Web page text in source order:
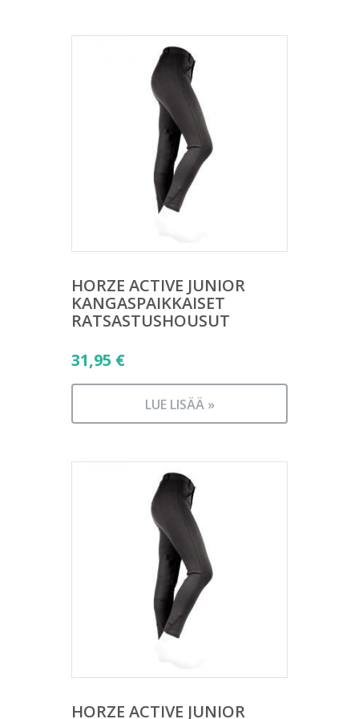
HORZE ACTIVE JUNIOR
KANGASPAIKKAISET
RATSASTUSHOUSUT
31,95 €
LUE LISÄÄ »
HORZE ACTIVE JUNIOR